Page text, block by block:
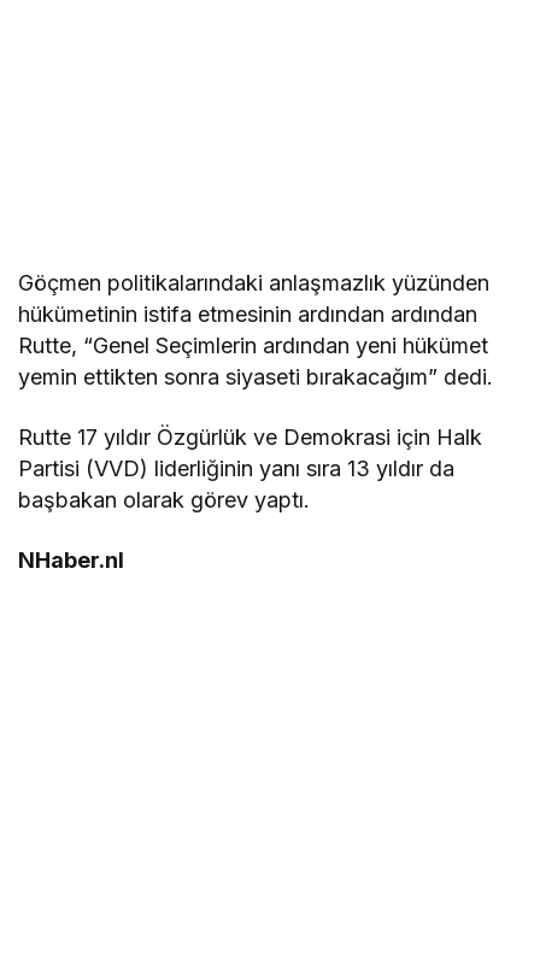
Göçmen politikalarındaki anlaşmazlık yüzünden
hükümetinin istifa etmesinin ardından ardından
Rutte, “Genel Seçimlerin ardından yeni hükümet
yemin ettikten sonra siyaseti bırakacağım” dedi.
Rutte 17 yıldır Özgürlük ve Demokrasi için Halk
Partisi (VVD) liderliğinin yanı sıra 13 yıldır da
başbakan olarak görev yaptı.
NHaber.nl